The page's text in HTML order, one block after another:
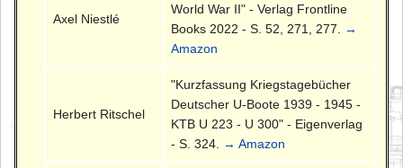
Axel Niestlé
World War II" - Verlag Frontline
Books 2022 - S. 52, 271, 277.
→
Amazon
Herbert Ritschel
"Kurzfassung Kriegstagebücher
Deutscher U-Boote 1939 - 1945 -
KTB U 223 - U 300" - Eigenverlag
- S. 324.
→ Amazon